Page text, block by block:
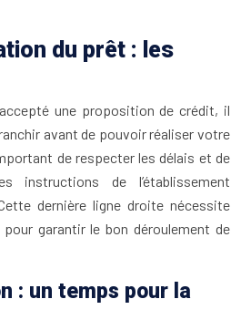
du prêt : les
une proposition de crédit, il
avant de pouvoir réaliser votre
de respecter les délais et de
instructions de l’établissement
dernière ligne droite nécessite
garantir le bon déroulement de
: un temps pour la